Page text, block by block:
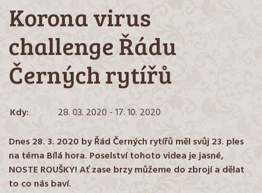
Korona virus
challenge Řádu
Černých rytířů
Kdy:
28. 03. 2020 - 17. 10. 2020
Dnes 28. 3. 2020 by Řád Černých rytířů měl svůj 23. ples
na téma Bílá hora. Poselství tohoto videa je jasné,
NOSTE ROUŠKY! Ať zase brzy můžeme do zbrojí a dělat
to co nás baví.